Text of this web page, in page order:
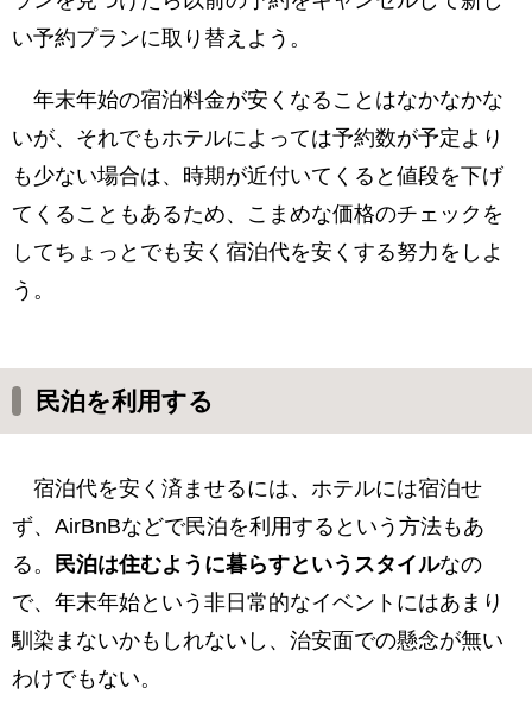
い予約プランに取り替えよう。
年末年始の宿泊料金が安くなることはなかなかな
いが、それでもホテルによっては予約数が予定より
も少ない場合は、時期が近付いてくると値段を下げ
てくることもあるため、こまめな価格のチェックを
してちょっとでも安く宿泊代を安くする努力をしよ
う。
民泊を利用する
宿泊代を安く済ませるには、ホテルには宿泊せ
ず、AirBnBなどで民泊を利用するという方法もあ
る。
民泊は住むように暮らすというスタイルなの
で、年末年始という非日常的なイベントにはあまり
馴染まないかもしれないし、治安面での懸念が無い
わけでもない。